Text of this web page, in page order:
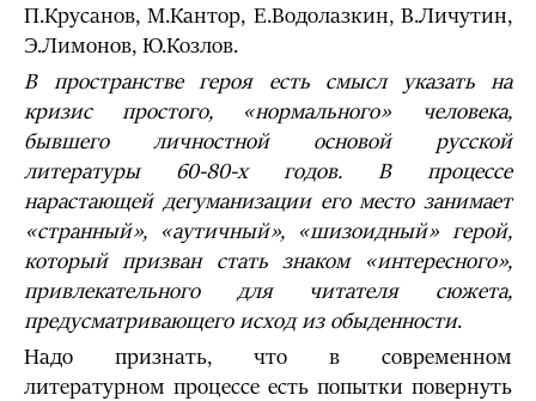
П.Крусанов, М.Кантор, Е.Водолазкин, В.Личутин,
Э.Лимонов, Ю.Козлов.
В пространстве героя есть смысл указать на
кризис простого, «нормального» человека,
бывшего личностной основой русской
литературы 60-80-х годов. В процессе
нарастающей дегуманизации его место занимает
«странный», «аутичный», «шизоидный» герой,
который призван стать знаком «интересного»,
привлекательного для читателя сюжета,
предусматривающего исход из обыденности.
Надо признать, что в современном
литературном процессе есть попытки повернуть